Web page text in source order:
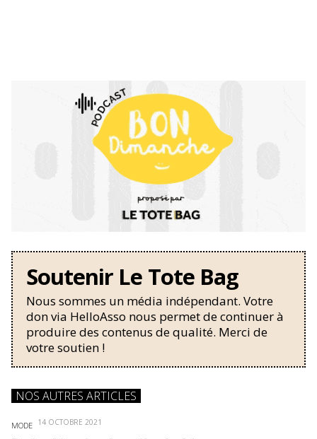
Soutenir Le Tote Bag
Nous sommes un média indépendant. Votre
don via HelloAsso nous permet de continuer à
produire des contenus de qualité. Merci de
votre soutien !
NOS AUTRES ARTICLES
MODE 14 OCTOBRE 2021